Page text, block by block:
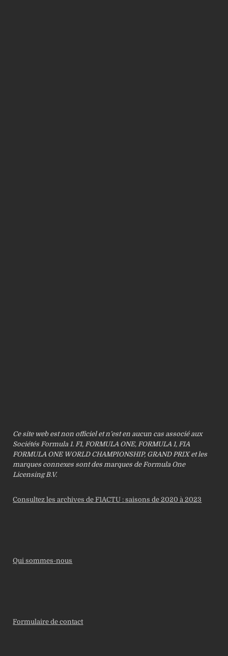
Ce site web est non officiel et n’est en aucun cas associé aux
Sociétés Formula 1. F1, FORMULA ONE, FORMULA 1, FIA
FORMULA ONE WORLD CHAMPIONSHIP, GRAND PRIX et les
marques connexes sont des marques de Formula One
Licensing B.V.
Consultez les archives de F1ACTU : saisons de 2020 à 2023
Qui sommes-nous
Formulaire de contact